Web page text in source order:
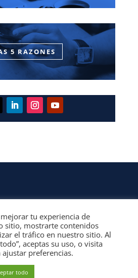
5 RAZONES
CONTACTO
– Reservados todos los derechos | All rights
reserved
Uso del Sitio|Aviso Programas Afiliados,
tu experiencia de
sitio, mostrarte contenidos
el tráfico en nuestro sitio. Al
aceptas su uso, o visita
preferencias.
todo